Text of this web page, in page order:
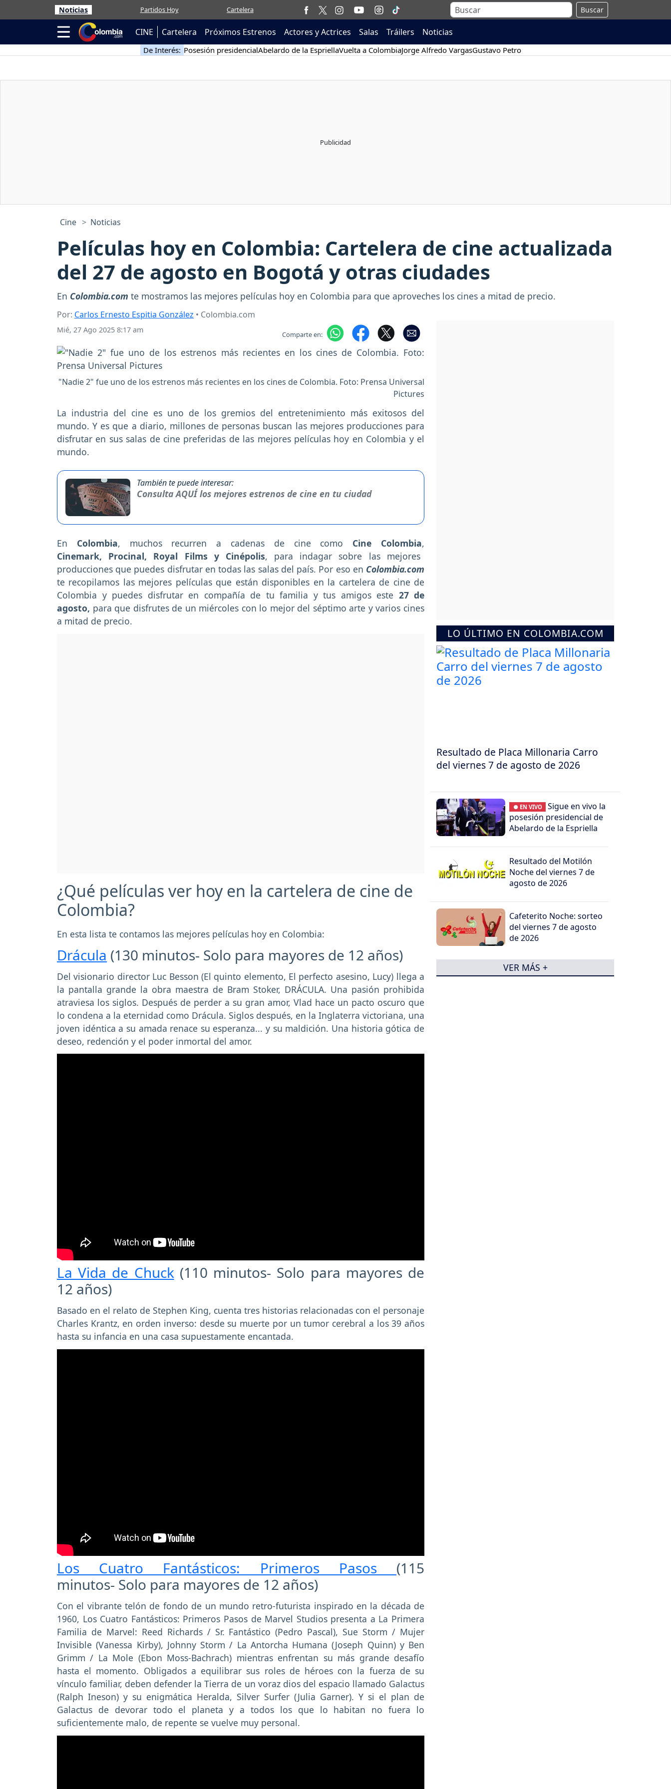
Noticias Partidos Hoy Cartelera Buscar
CINE Cartelera Próximos Estrenos Actores y Actrices Salas Tráilers Noticias
De Interés: Posesión presidencialAbelardo de la EspriellaVuelta a ColombiaJorge Alfredo VargasGustavo Petro
Cine Noticias
Películas hoy en Colombia: Cartelera de cine actualizada
del 27 de agosto en Bogotá y otras ciudades
En Colombia.com te mostramos las mejores películas hoy en Colombia para que aproveches los cines a mitad de precio.
Por: Carlos Ernesto Espitia González • Colombia.com
Mié, 27 Ago 2025 8:17 am Comparte en:
"Nadie 2" fue uno de los estrenos más recientes en los cines de Colombia. Foto: Prensa Universal
Pictures
La industria del cine es uno de los gremios del entretenimiento más exitosos del
mundo. Y es que a diario, millones de personas buscan las mejores producciones para
disfrutar en sus salas de cine preferidas de las mejores películas hoy en Colombia y el
mundo.
También te puede interesar:
Consulta AQUÍ los mejores estrenos de cine en tu ciudad
En Colombia, muchos recurren a cadenas de cine como Cine Colombia,
Cinemark, Procinal, Royal Films y Cinépolis, para indagar sobre las mejores
producciones que puedes disfrutar en todas las salas del país. Por eso en Colombia.com
te recopilamos las mejores películas que están disponibles en la cartelera de cine de
Colombia y puedes disfrutar en compañía de tu familia y tus amigos este 27 de
agosto, para que disfrutes de un miércoles con lo mejor del séptimo arte y varios cines
a mitad de precio.
¿Qué películas ver hoy en la cartelera de cine de
Colombia?
En esta lista te contamos las mejores películas hoy en Colombia:
Drácula (130 minutos- Solo para mayores de 12 años)
Del visionario director Luc Besson (El quinto elemento, El perfecto asesino, Lucy) llega a
la pantalla grande la obra maestra de Bram Stoker, DRÁCULA. Una pasión prohibida
atraviesa los siglos. Después de perder a su gran amor, Vlad hace un pacto oscuro que
lo condena a la eternidad como Drácula. Siglos después, en la Inglaterra victoriana, una
joven idéntica a su amada renace su esperanza... y su maldición. Una historia gótica de
deseo, redención y el poder inmortal del amor.
La Vida de Chuck(110 minutos- Solo para mayores de
12 años)
Basado en el relato de Stephen King, cuenta tres historias relacionadas con el personaje
Charles Krantz, en orden inverso: desde su muerte por un tumor cerebral a los 39 años
hasta su infancia en una casa supuestamente encantada.
Los Cuatro Fantásticos: Primeros Pasos (115
minutos- Solo para mayores de 12 años)
Con el vibrante telón de fondo de un mundo retro-futurista inspirado en la década de
1960, Los Cuatro Fantásticos: Primeros Pasos de Marvel Studios presenta a La Primera
Familia de Marvel: Reed Richards / Sr. Fantástico (Pedro Pascal), Sue Storm / Mujer
Invisible (Vanessa Kirby), Johnny Storm / La Antorcha Humana (Joseph Quinn) y Ben
Grimm / La Mole (Ebon Moss-Bachrach) mientras enfrentan su más grande desafío
hasta el momento. Obligados a equilibrar sus roles de héroes con la fuerza de su
vínculo familiar, deben defender la Tierra de un voraz dios del espacio llamado Galactus
(Ralph Ineson) y su enigmática Heralda, Silver Surfer (Julia Garner). Y si el plan de
Galactus de devorar todo el planeta y a todos los que lo habitan no fuera lo
suficientemente malo, de repente se vuelve muy personal.
LO ÚLTIMO EN COLOMBIA.COM
Resultado de Placa Millonaria Carro
del viernes 7 de agosto de 2026
● EN VIVO
Sigue en vivo la
posesión presidencial de
Abelardo de la Espriella
Resultado del Motilón
Noche del viernes 7 de
agosto de 2026
Cafeterito Noche: sorteo
del viernes 7 de agosto
de 2026
VER MÁS +